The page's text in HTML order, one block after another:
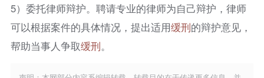
5）委托律师辩护。聘请专业的律师为自己辩护，律师
可以根据案件的具体情况，提出适用缓刑的辩护意见，
帮助当事人争取缓刑。